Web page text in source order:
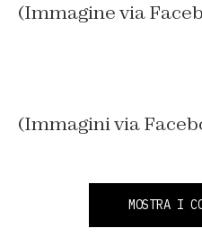
(Immagine via
(Immagini via
MOSTRA I